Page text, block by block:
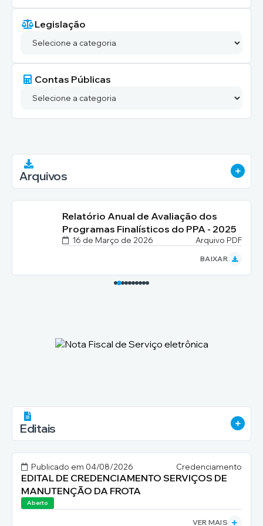
Legislação
Contas Públicas
Arquivos
Relatório Anual de Avaliação dos
Programas Finalísticos do PPA - 2025
16 de Março de 2026 PDF
BAIXAR
Editais
Credenciamento
EDITAL DE CREDENCIAMENTO SERVIÇOS DE
MANUTENÇÃO DA FROTA
Aberto
Publicado em 04/08/2026
VER MAIS